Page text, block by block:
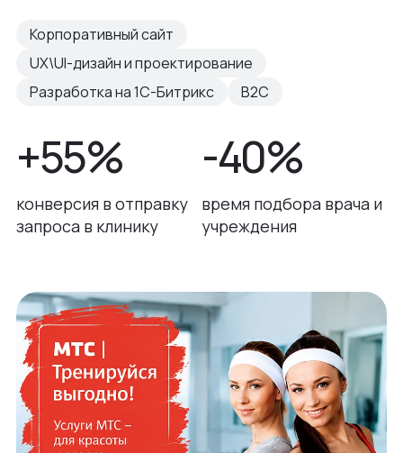
Корпоративный сайт
UX\UI-дизайн и проектирование
Разработка на 1С-Битрикс
B2C
+55%
конверсия в отправку
запроса в клинику
-40%
время подбора врача и
учреждения